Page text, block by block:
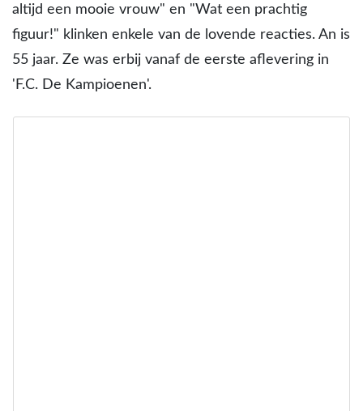
altijd een mooie vrouw" en "Wat een prachtig
figuur!" klinken enkele van de lovende reacties. An is
55 jaar. Ze was erbij vanaf de eerste aflevering in
'F.C. De Kampioenen'.